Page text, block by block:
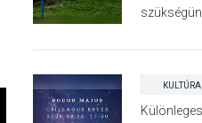
Irodalmi
KULTÚRA